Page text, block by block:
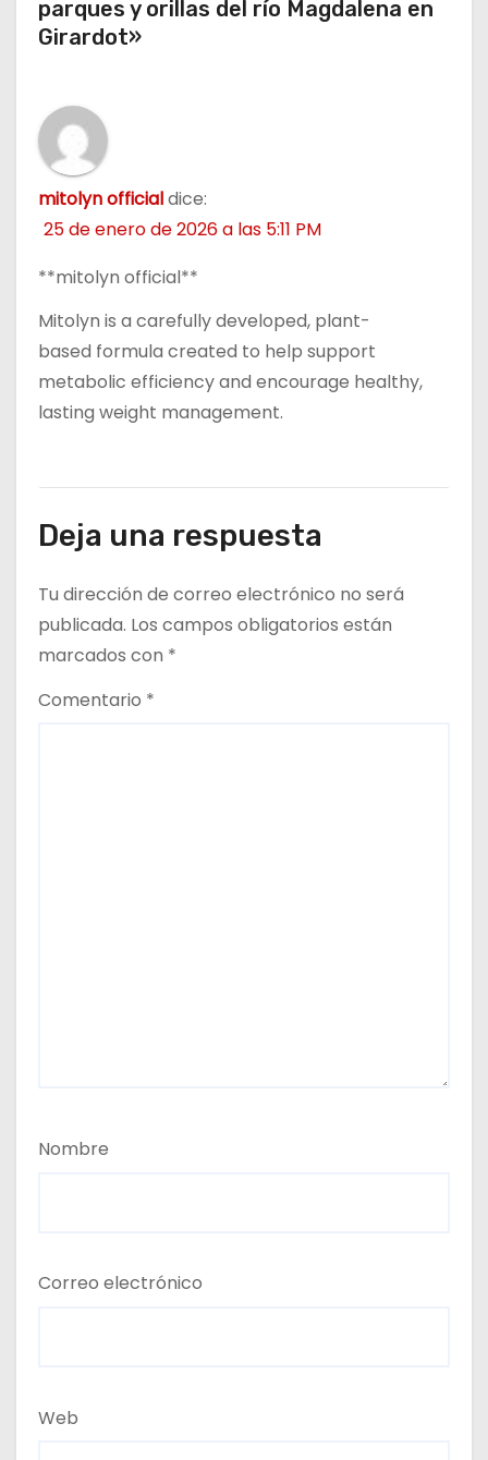
a
parques y orillas del río Magdalena en
Girardot»
mitolyn officialdice:
25 de enero de 2026 a las 5:11 PM
**mitolyn official**
Mitolyn is a carefully developed, plant-
based formula created to help support
metabolic efficiency and encourage healthy,
lasting weight management.
Deja una respuesta
Tu dirección de correo electrónico no será
publicada. Los campos obligatorios están
marcados con *
Comentario *
Nombre
Correo electrónico
Web